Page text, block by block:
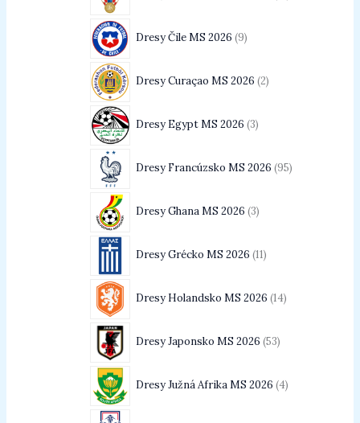
Dresy Čile MS 2026 9
Dresy Curaçao MS 2026 2
Dresy Egypt MS 2026 3
Dresy Francúzsko MS 2026 95
Dresy Ghana MS 2026 3
Dresy Grécko MS 2026 11
Dresy Holandsko MS 2026 14
Dresy Japonsko MS 2026 53
Dresy Južná Afrika MS 2026 4